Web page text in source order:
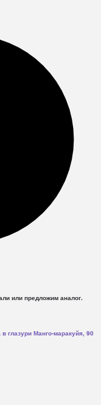
или предложим аналог.